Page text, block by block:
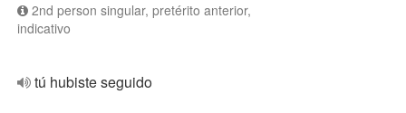
2nd person singular, pretérito anterior,
indicativo
tú hubiste seguido